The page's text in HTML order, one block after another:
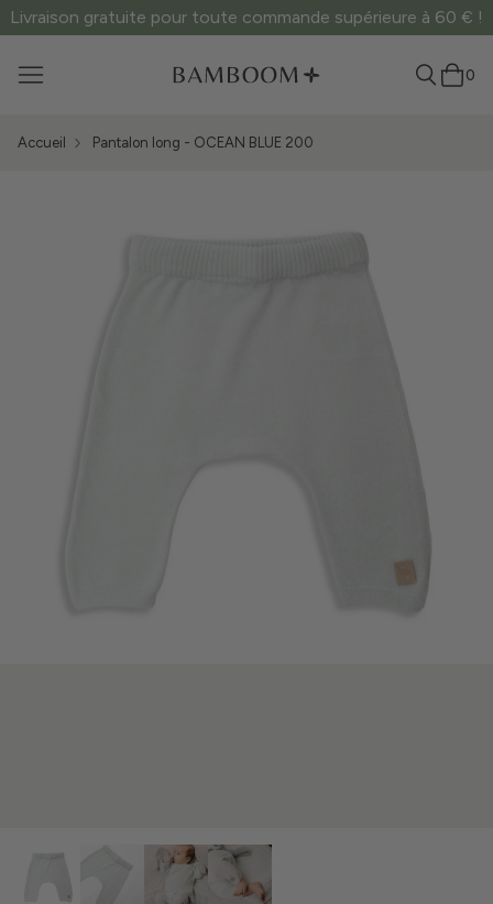
Livraison gratuite pour toute commande supérieure à 60 € !
0
Accueil Pantalon long - OCEAN BLUE 200